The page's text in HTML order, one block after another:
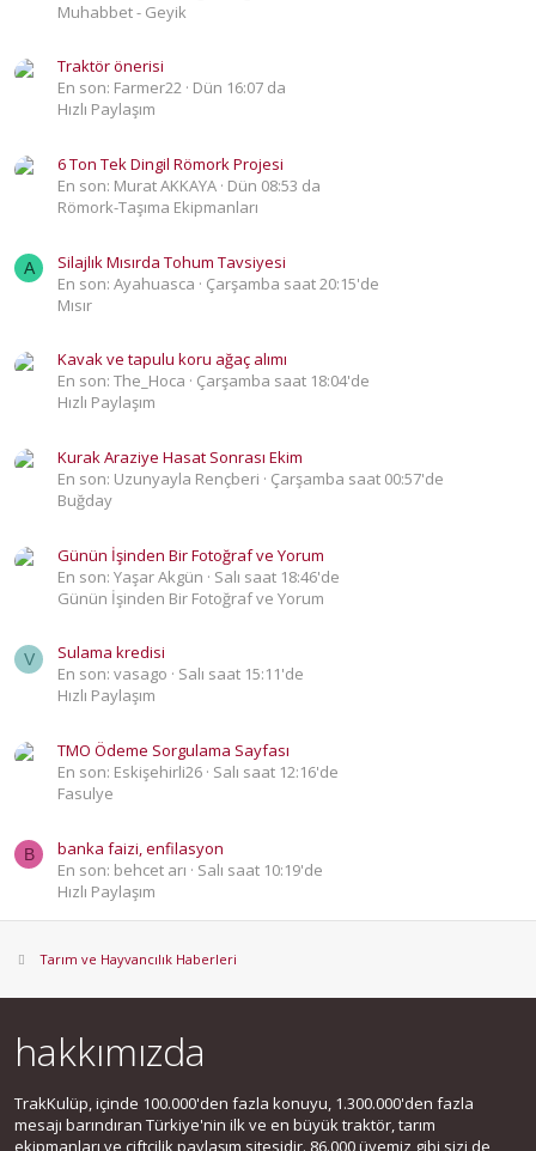
Muhabbet - Geyik
Traktör önerisi
En son: Farmer22 Dün 16:07 da
Hızlı Paylaşım
6 Ton Tek Dingil Römork Projesi
En son: Murat AKKAYA Dün 08:53 da
Römork-Taşıma Ekipmanları
A
Silajlık Mısırda Tohum Tavsiyesi
En son: Ayahuasca
Çarşamba saat 20:15'de
Mısır
Kavak ve tapulu koru ağaç alımı
En son: The_Hoca
Çarşamba saat 18:04'de
Hızlı Paylaşım
Kurak Araziye Hasat Sonrası Ekim
En son: Uzunyayla Rençberi
Çarşamba saat 00:57'de
Buğday
Günün İşinden Bir Fotoğraf ve Yorum
En son: Yaşar Akgün
Salı saat 18:46'de
Günün İşinden Bir Fotoğraf ve Yorum
V
Sulama kredisi
En son: vasago
Salı saat 15:11'de
Hızlı Paylaşım
TMO Ödeme Sorgulama Sayfası
En son: Eskişehirli26 Salı saat 12:16'de
Fasulye
B
banka faizi, enfilasyon
En son: behcet arı
Salı saat 10:19'de
Hızlı Paylaşım
Tarım ve Hayvancılık Haberleri
hakkımızda
TrakKulüp, içinde 100.000'den fazla konuyu, 1.300.000'den fazla
mesajı barındıran Türkiye'nin ilk ve en büyük traktör, tarım
ekipmanları ve çiftçilik paylaşım sitesidir. 86.000 üyemiz gibi sizi de